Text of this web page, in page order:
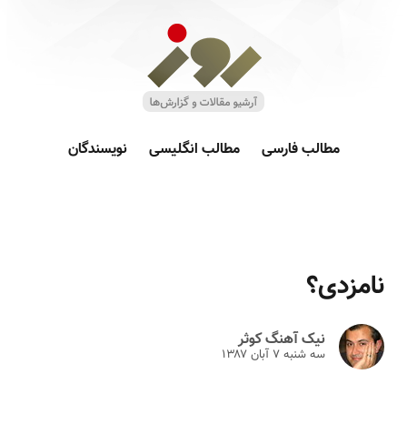
مطالب فارسی مطالب انگلیسی نویسندگان
نامزدی؟
نیک آهنگ کوثر
سه شنبه ۷ آبان ۱۳۸۷